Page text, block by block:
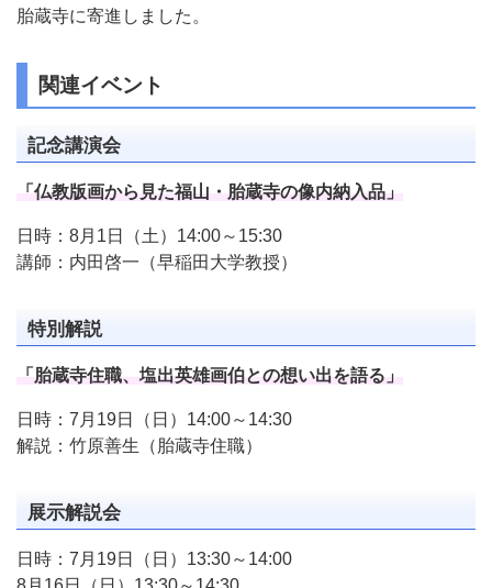
胎蔵寺に寄進しました。
関連イベント
記念講演会
「仏教版画から見た福山・胎蔵寺の像内納入品」
日時：8月1日（土）14:00～15:30
講師：内田啓一（早稲田大学教授）
特別解説
「胎蔵寺住職、塩出英雄画伯との想い出を語る」
日時：7月19日（日）14:00～14:30
解説：竹原善生（胎蔵寺住職）
展示解説会
日時：7月19日（日）13:30～14:00